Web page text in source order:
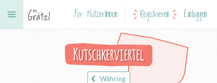
Für NutzerInnen Registrieren Einloggen
Kutschkerviertel
Währing